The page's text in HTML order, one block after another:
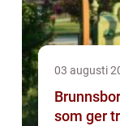
03 augusti
som ger